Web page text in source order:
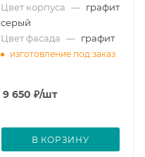
Цвет корпуса — графит
серый
Цвет фасада — графит
изготовление под заказ
9 650 ₽/шт
В КОРЗИНУ